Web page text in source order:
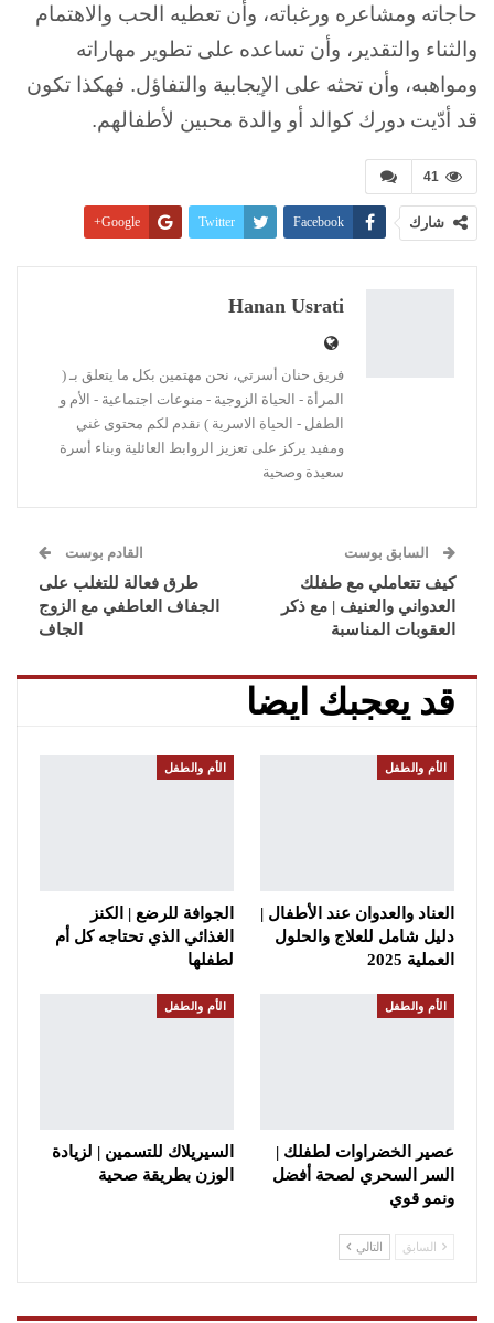
حاجاته ومشاعره ورغباته، وأن تعطيه الحب والاهتمام
والثناء والتقدير، وأن تساعده على تطوير مهاراته
ومواهبه، وأن تحثه على الإيجابية والتفاؤل. فهكذا تكون
قد أدّيت دورك كوالد أو والدة محبين لأطفالهم.
41
شارك Facebook
Twitter
Google+
Linkedin
Hanan Usrati
فريق حنان أسرتي، نحن مهتمين بكل ما يتعلق بـ (
المرأة - الحياة الزوجية - منوعات اجتماعية - الأم و
الطفل - الحياة الاسرية ) نقدم لكم محتوى غني
ومفيد يركز على تعزيز الروابط العائلية وبناء أسرة
سعيدة وصحية
السابق بوست
كيف تتعاملي مع طفلك
العدواني والعنيف | مع ذكر
العقوبات المناسبة
القادم بوست
طرق فعالة للتغلب على
الجفاف العاطفي مع الزوج
الجاف
قد يعجبك ايضا
الأم والطفل
العناد والعدوان عند الأطفال |
دليل شامل للعلاج والحلول
العملية 2025
الأم والطفل
الجوافة للرضع | الكنز
الغذائي الذي تحتاجه كل أم
لطفلها
الأم والطفل
عصير الخضراوات لطفلك |
السر السحري لصحة أفضل
ونمو قوي
الأم والطفل
السيريلاك للتسمين | لزيادة
الوزن بطريقة صحية
السابق التالي